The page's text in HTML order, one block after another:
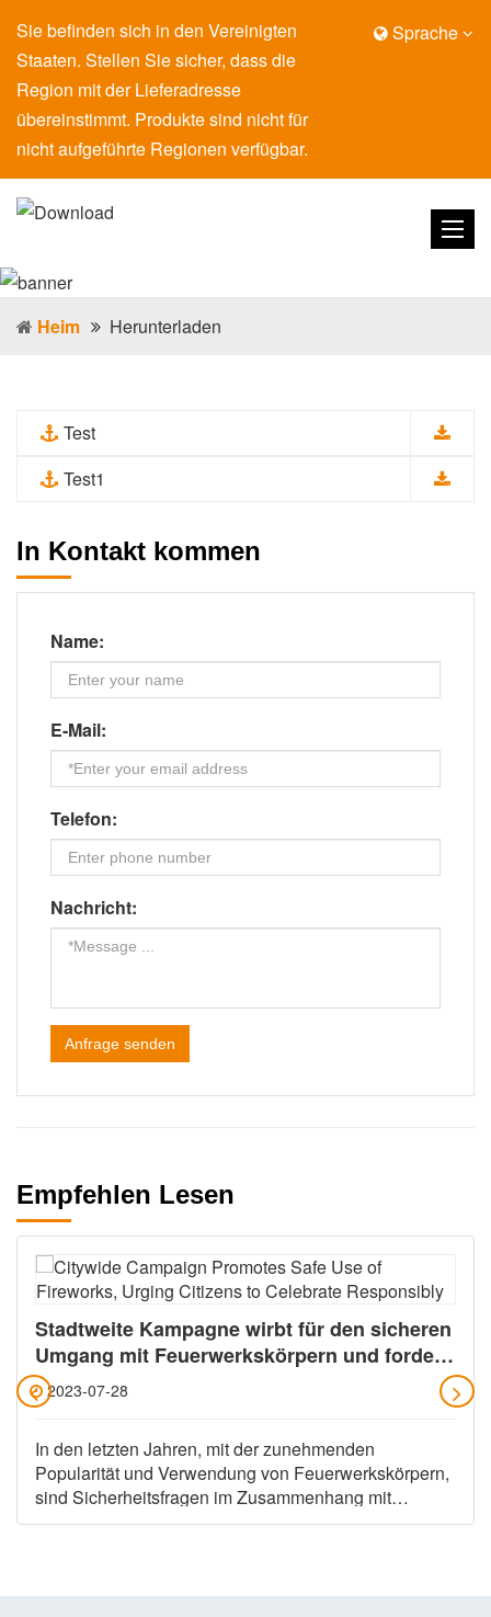
Sie befinden sich in den Vereinigten
Staaten. Stellen Sie sicher, dass die
Region mit der Lieferadresse
übereinstimmt. Produkte sind nicht für
nicht aufgeführte Regionen verfügbar.
Sprache
Heim Herunterladen
Test
Test1
In Kontakt kommen
Name:
E-Mail:
Telefon:
Nachricht:
Anfrage senden
Empfehlen Lesen
Stadtweite Kampagne wirbt für den sicheren
Umgang mit Feuerwerkskörpern und fordert
die Bürger auf, verantwortungsbewusst zu
feiern
2023-07-28
In den letzten Jahren, mit der zunehmenden
Popularität und Verwendung von Feuerwerkskörpern,
sind Sicherheitsfragen im Zusammenhang mit
Feuerwerkskörpern in den Fokus der Öffentlichkeit